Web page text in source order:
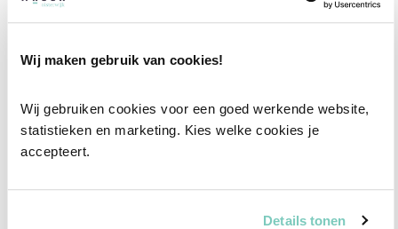
Wij maken gebruik van cookies!
Wij gebruiken cookies voor een goed werkende website,
statistieken en marketing. Kies welke cookies je
accepteert.
Details tonen
Professioneel interieuradvies
vanuit jouw wensen en behoeften een
passend interieuradvies.